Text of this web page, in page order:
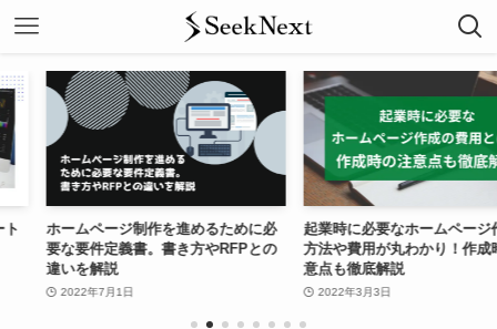
制作を進めるために必
書。書き方やRFPとの
起業時に必要なホームページ作成の
方法や費用が丸わかり！作成時の注
【2024
場と重要